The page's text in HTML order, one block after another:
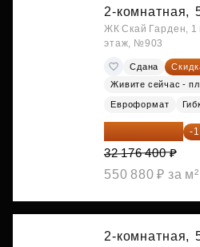
2-комнатная,
ЖК Скай Гарден, 1
этаж, №903
Сдана
Живите сейчас -
Евроформат
28 315 232 ₽ -
32 176 400 ₽
550 880 ₽ за м²
2-комнатная,